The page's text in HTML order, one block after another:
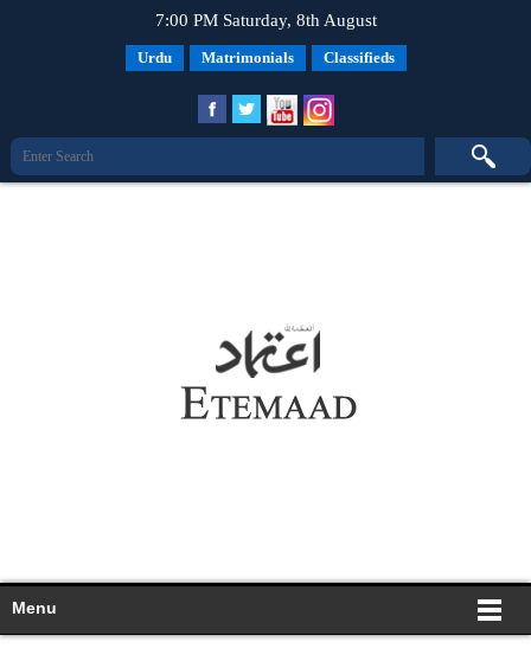
7:00 PM Saturday, 8th August
Urdu Matrimonials Classifieds
Menu